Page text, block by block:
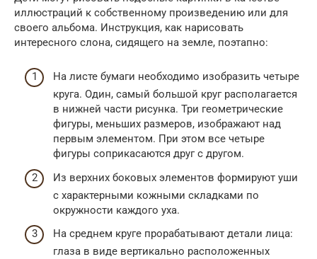
иллюстраций к собственному произведению или для
своего альбома. Инструкция, как нарисовать
интересного слона, сидящего на земле, поэтапно:
На листе бумаги необходимо изобразить четыре
круга. Один, самый большой круг располагается
в нижней части рисунка. Три геометрические
фигуры, меньших размеров, изображают над
первым элементом. При этом все четыре
фигуры соприкасаются друг с другом.
Из верхних боковых элементов формируют уши
с характерными кожными складками по
окружности каждого уха.
На среднем круге прорабатывают детали лица:
глаза в виде вертикально расположенных